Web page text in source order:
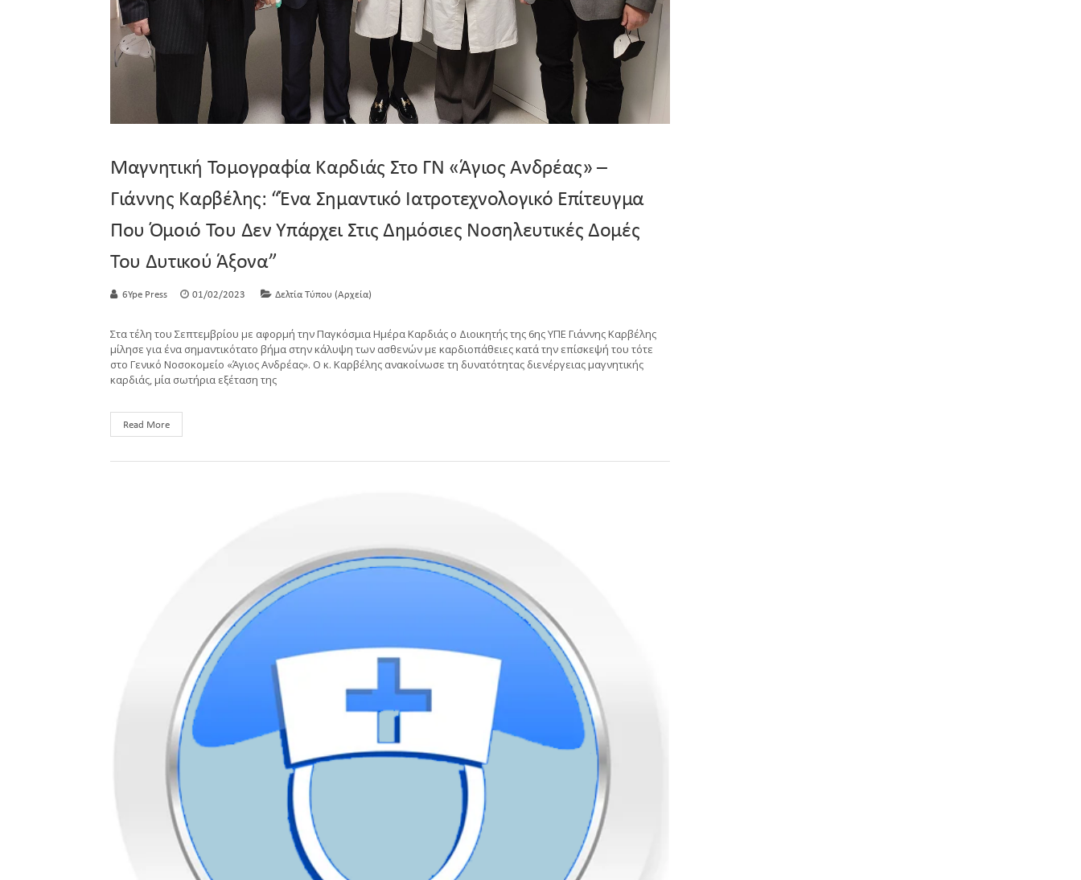
Μαγνητική Τομογραφία Καρδιάς Στο ΓΝ «Άγιος Ανδρέας» –
Γιάννης Καρβέλης: “Ένα Σημαντικό Ιατροτεχνολογικό Επίτευγμα
Που Όμοιό Του Δεν Υπάρχει Στις Δημόσιες Νοσηλευτικές Δομές
Του Δυτικού Άξονα”
6Ype Press 01/02/2023 Δελτία Τύπου (Αρχεία)
Στα τέλη του Σεπτεμβρίου με αφορμή την Παγκόσμια Ημέρα Καρδιάς ο Διοικητής της 6ης ΥΠΕ Γιάννης Καρβέλης
μίλησε για ένα σημαντικότατο βήμα στην κάλυψη των ασθενών με καρδιοπάθειες κατά την επίσκεψή του τότε
στο Γενικό Νοσοκομείο «Άγιος Ανδρέας». Ο κ. Καρβέλης ανακοίνωσε τη δυνατότητας διενέργειας μαγνητικής
καρδιάς, μία σωτήρια εξέταση της
Read More